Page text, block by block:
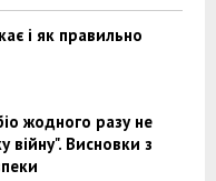
і як правильно
жодного разу не
війну". Висновки з